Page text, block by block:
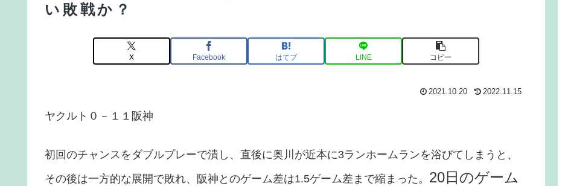
い敗戦か？
X Facebook はてブ LINE コピー
2021.10.20 2022.11.15
ヤクルト０－１１阪神
初回のチャンスをダブルプレーで潰し、直後に奥川が近本に3ランホームランを浴びてしまうと、
その後は一方的な展開で敗れ、阪神とのゲーム差は1.5ゲーム差まで縮まった。 20日のゲーム